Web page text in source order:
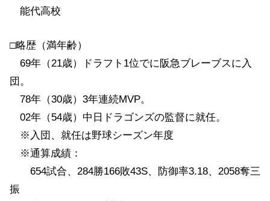
能代高校
□略歴（満年齢）
69年（21歳）ドラフト1位でに阪急ブレーブスに入
団。
78年（30歳）3年連続MVP。
02年（54歳）中日ドラゴンズの監督に就任。
※入団、就任は野球シーズン年度
※通算成績：
654試合、284勝166敗43S、防御率3.18、2058奪三
振